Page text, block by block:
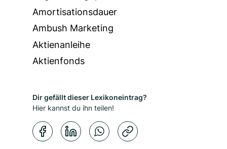
Amortisationsdauer
Ambush Marketing
Aktienanleihe
Aktienfonds
Dir gefällt dieser Lexikoneintrag?
Hier kannst du ihn teilen!